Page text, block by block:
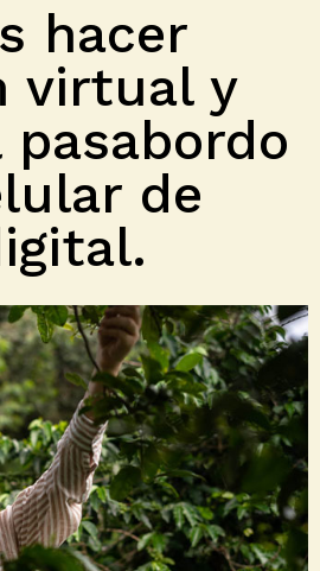
hacer
virtual y
de